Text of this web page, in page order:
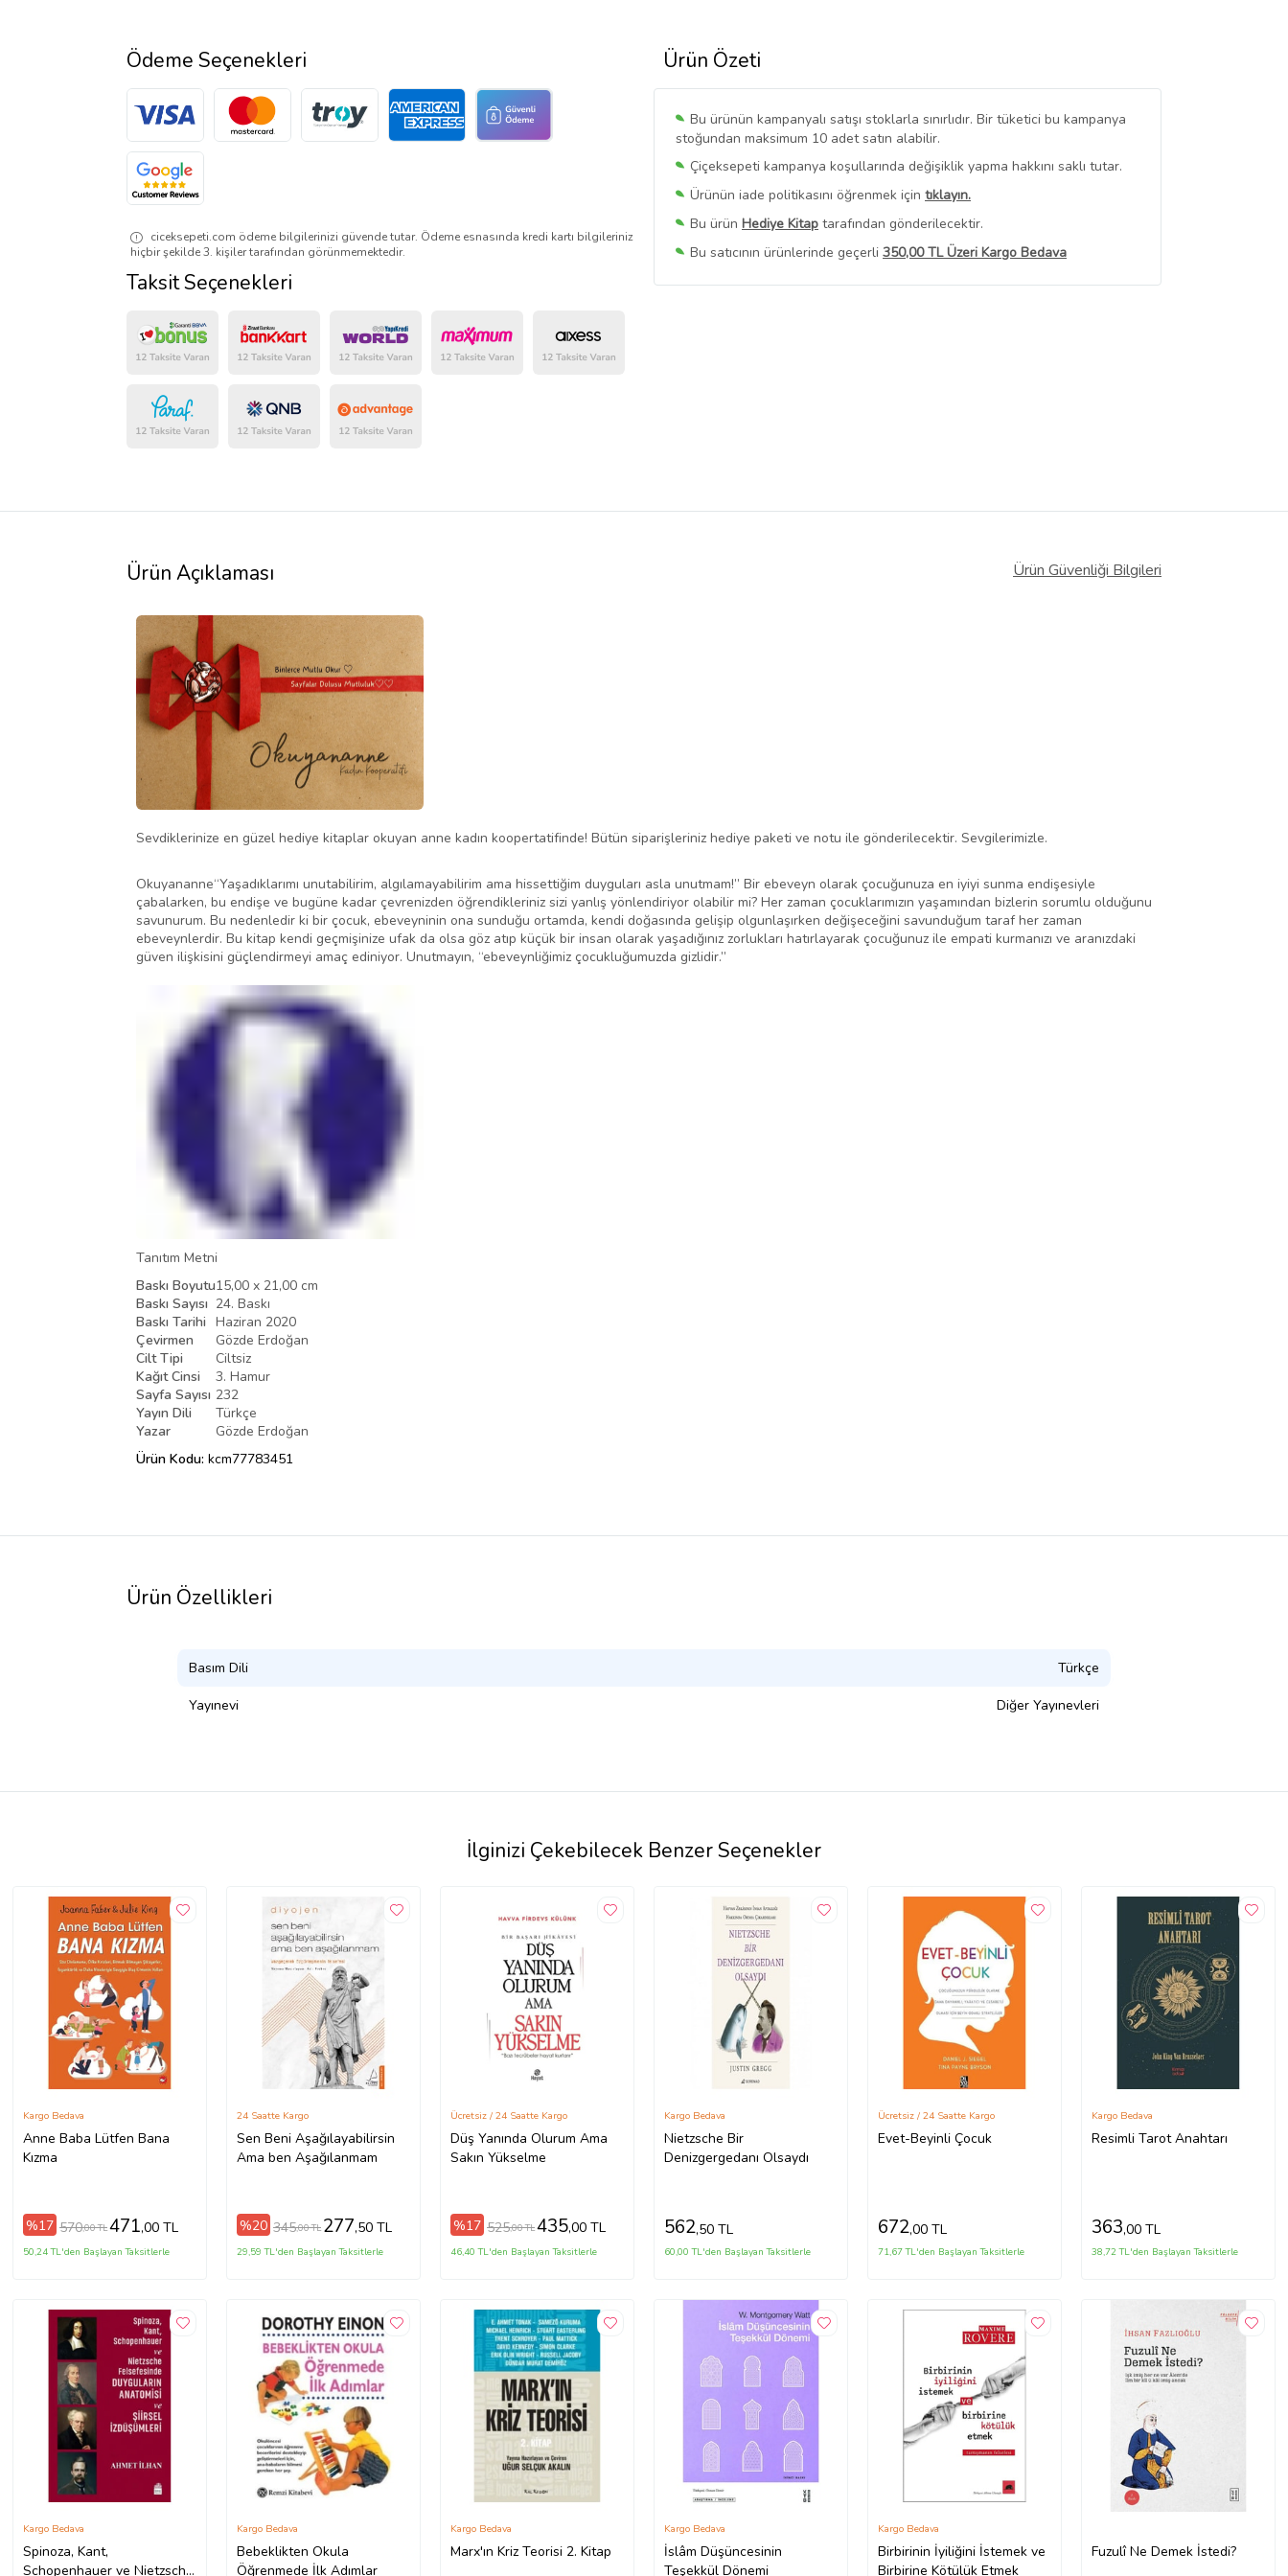
Ürün Özeti
Bu ürünün kampanyalı satışı stoklarla sınırlıdır. Bir tüketici bu kampanya
stoğundan maksimum 10 adet satın alabilir.
Çiçeksepeti kampanya koşullarında değişiklik yapma hakkını saklı tutar.
Ürünün iade politikasını öğrenmek için tıklayın.
Bu ürün Hediye Kitap tarafından gönderilecektir.
Bu satıcının ürünlerinde geçerli 350,00 TL Üzeri Kargo Bedava
Bu SatıcınınTüm Ürünlerini Görüntüle
Ödeme Seçenekleri
ciceksepeti.com ödeme bilgilerinizi güvende tutar. Ödeme esnasında kredi kartı bilgileriniz
hiçbir şekilde 3. kişiler tarafından görünmemektedir.
Taksit Seçenekleri
Ürün Açıklaması Ürün Güvenliği Bilgileri
Sevdiklerinize en güzel hediye kitaplar okuyan anne kadın koopertatifinde! Bütün siparişleriniz hediye paketi ve notu ile gönderilecektir. Sevgilerimizle.
Okuyananne“Yaşadıklarımı unutabilirim, algılamayabilirim ama hissettiğim duyguları asla unutmam!” Bir ebeveyn olarak çocuğunuza en iyiyi sunma endişesiyle
çabalarken, bu endişe ve bugüne kadar çevrenizden öğrendikleriniz sizi yanlış yönlendiriyor olabilir mi? Her zaman çocuklarımızın yaşamından bizlerin sorumlu olduğunu
savunurum. Bu nedenledir ki bir çocuk, ebeveyninin ona sunduğu ortamda, kendi doğasında gelişip olgunlaşırken değişeceğini savunduğum taraf her zaman
ebeveynlerdir. Bu kitap kendi geçmişinize ufak da olsa göz atıp küçük bir insan olarak yaşadığınız zorlukları hatırlayarak çocuğunuz ile empati kurmanızı ve aranızdaki
güven ilişkisini güçlendirmeyi amaç ediniyor. Unutmayın, “ebeveynliğimiz çocukluğumuzda gizlidir.”
Tanıtım Metni
Baskı Boyutu15,00 x 21,00 cm
Baskı Sayısı 24. Baskı
Baskı Tarihi Haziran 2020
Çevirmen
Gözde Erdoğan
Cilt Tipi
Ciltsiz
Kağıt Cinsi
3. Hamur
Sayfa Sayısı 232
Yayın Dili
Türkçe
Yazar
Gözde Erdoğan
Ürün Kodu: kcm77783451
Ürün Özellikleri
Basım Dili Türkçe
Yayınevi Diğer Yayınevleri
İlginizi Çekebilecek Benzer Seçenekler
Anne Baba Lütfen Bana
Kızma
Kargo Bedava
%17 570,00 TL471,00 TL
50,24 TL'den Başlayan Taksitlerle
Sen Beni Aşağılayabilirsin
Ama ben Aşağılanmam
24 Saatte Kargo
%20 345,00 TL 277,50 TL
29,59 TL'den Başlayan Taksitlerle
Düş Yanında Olurum Ama
Sakın Yükselme
Ücretsiz / 24 Saatte Kargo
%17 525,00 TL435,00 TL
46,40 TL'den Başlayan Taksitlerle
Nietzsche Bir
Denizgergedanı Olsaydı
Kargo Bedava
562,50 TL
60,00 TL'den Başlayan Taksitlerle
Evet-Beyinli Çocuk
Ücretsiz / 24 Saatte Kargo
672,00 TL
71,67 TL'den Başlayan Taksitlerle
Resimli Tarot Anahtarı
Kargo Bedava
363,00 TL
38,72 TL'den Başlayan Taksitlerle
Spinoza, Kant,
Schopenhauer ve Nietzsche
Kargo Bedava
Bebeklikten Okula
Öğrenmede İlk Adımlar
Kargo Bedava
Marx'ın Kriz Teorisi 2. Kitap
Kargo Bedava
İslâm Düşüncesinin
Teşekkül Dönemi
Kargo Bedava
Birbirinin İyiliğini İstemek ve
Birbirine Kötülük Etmek
Kargo Bedava
Fuzulî Ne Demek İstedi?